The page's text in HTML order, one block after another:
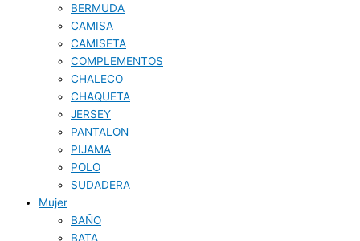
BERMUDA
CAMISA
CAMISETA
COMPLEMENTOS
CHALECO
CHAQUETA
JERSEY
PANTALON
PIJAMA
POLO
SUDADERA
Mujer
BAÑO
BATA